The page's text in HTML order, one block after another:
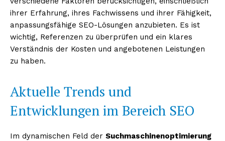
Erhalte unseren
kostenlosen Newsletter
ihrer Erfahrung, ihres Fachwissens und ihrer Fähigkeit,
anpassungsfähige SEO-Lösungen anzubieten. Es ist
wichtig, Referenzen zu überprüfen und ein klares
Verständnis der Kosten und angebotenen Leistungen
zu haben.
Aktuelle Trends und
Entwicklungen im Bereich SEO
Im dynamischen Feld der Suchmaschinenoptimierung